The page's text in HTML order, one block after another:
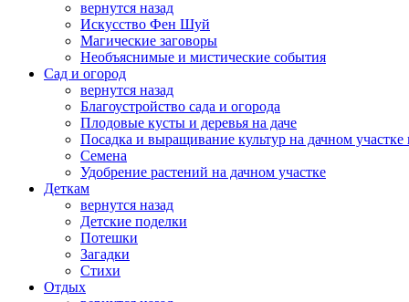
вернутся назад
Искусство Фен Шуй
Магические заговоры
Необъяснимые и мистические события
Сад и огород
вернутся назад
Благоустройство сада и огорода
Плодовые кусты и деревья на даче
Посадка и выращивание культур на дачном участке
Семена
Удобрение растений на дачном участке
Деткам
вернутся назад
Детские поделки
Потешки
Загадки
Стихи
Отдых